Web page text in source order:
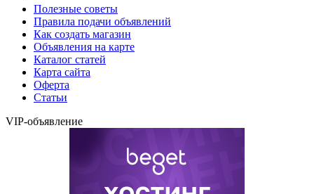
Полезные советы
Правила подачи объявлений
Как создать магазин
Объявления на карте
Каталог статей
Карта сайта
Оферта
Статьи
VIP-объявление